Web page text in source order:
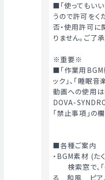
■「使ってもいい
うので許可をく
否・使用許可に
りません。ご了
※重要※
■「作業用BGM
ック」、「睡眠
動画への使用は
DOVA-
「禁止事項」の
■各種ご案内
・BGM素材 (
検索窓で、「
る　和風　ピア